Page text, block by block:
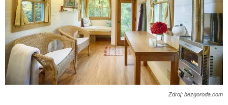
Zdroj: bezgoroda.com